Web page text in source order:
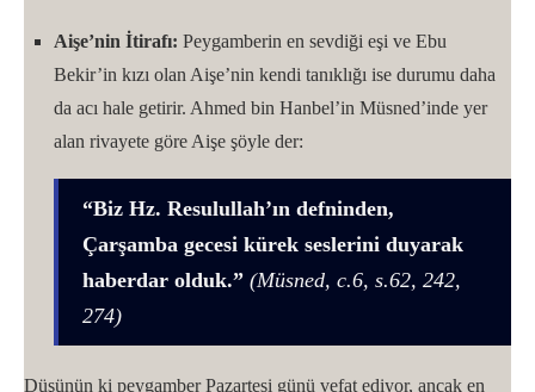
Aişe’nin İtirafı: Peygamberin en sevdiği eşi ve Ebu
Bekir’in kızı olan Aişe’nin kendi tanıklığı ise durumu daha
da acı hale getirir. Ahmed bin Hanbel’in Müsned’inde yer
alan rivayete göre Aişe şöyle der:
“Biz Hz. Resulullah’ın defninden,
Çarşamba gecesi kürek seslerini duyarak
haberdar olduk.” (Müsned, c.6, s.62, 242,
274)
Düşünün ki peygamber Pazartesi günü vefat ediyor, ancak en